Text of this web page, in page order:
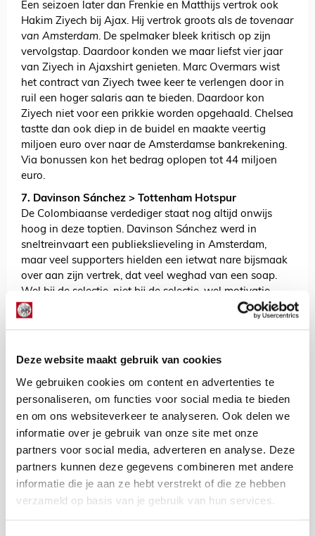
Deze website maakt gebruik van cookies
We gebruiken cookies om content en advertenties te
personaliseren, om functies voor social media te bieden
en om ons websiteverkeer te analyseren. Ook delen we
informatie over je gebruik van onze site met onze
partners voor social media, adverteren en analyse. Deze
partners kunnen deze gegevens combineren met andere
informatie die je aan ze hebt verstrekt of die ze hebben
verzameld op basis van je gebruik van hun services.
Een seizoen later dan Frenkie en Matthijs vertrok ook
Hakim Ziyech bij Ajax. Hij vertrok groots als de tovenaar
van Amsterdam. De spelmaker bleek kritisch op zijn
vervolgstap. Daardoor konden we maar liefst vier jaar
van Ziyech in Ajaxshirt genieten. Marc Overmars wist
het contract van Ziyech twee keer te verlengen door in
ruil een hoger salaris aan te bieden. Daardoor kon
Ziyech niet voor een prikkie worden opgehaald. Chelsea
tastte dan ook diep in de buidel en maakte veertig
miljoen euro over naar de Amsterdamse bankrekening.
Via bonussen kon het bedrag oplopen tot 44 miljoen
euro.
7. Davinson Sánchez > Tottenham Hotspur
De Colombiaanse verdediger staat nog altijd onwijs
hoog in deze toptien. Davinson Sánchez werd in
sneltreinvaart een publiekslieveling in Amsterdam,
maar veel supporters hielden een ietwat nare bijsmaak
over aan zijn vertrek, dat veel weghad van een soap.
Wel bij de selectie, niet bij de selectie, wel motivatie,
geen motivatie en nog een halve knieblessure wegens
de international. Ajax ging hier niet op in, maar coach
Marcel Keizer nam Sánchez door de interesse niet op in
miste erna ook een belangrijke wedstrijd in de
voorronde van de Europa League tegen Rosenborg BK.
Een transfer bleef dan ook niet uit. Spurs maakte een
bedrag van veertig miljoen euro over met nog een extra
bonus van twee miljoen euro in het verschiet.
8. Donny van de Beek > Manchester United
Er zijn niet veel spelers die het stempel Ajacied
verdienen. Sommigen zijn hooguit speler van Ajax,